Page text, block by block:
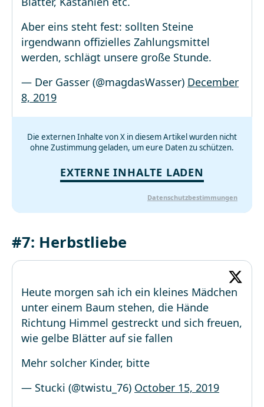
Aber eins steht fest: sollten Steine
irgendwann offizielles Zahlungsmittel
werden, schlägt unsere große Stunde.
— Der Gasser (@magdasWasser) December
8, 2019
Die externen Inhalte von X in diesem Artikel wurden nicht
ohne Zustimmung geladen, um eure Daten zu schützen.
EXTERNE INHALTE LADEN
Datenschutzbestimmungen
#7: Herbstliebe
Heute morgen sah ich ein kleines Mädchen
unter einem Baum stehen, die Hände
Richtung Himmel gestreckt und sich freuen,
wie gelbe Blätter auf sie fallen
Mehr solcher Kinder, bitte
— Stucki (@twistu_76) October 15, 2019